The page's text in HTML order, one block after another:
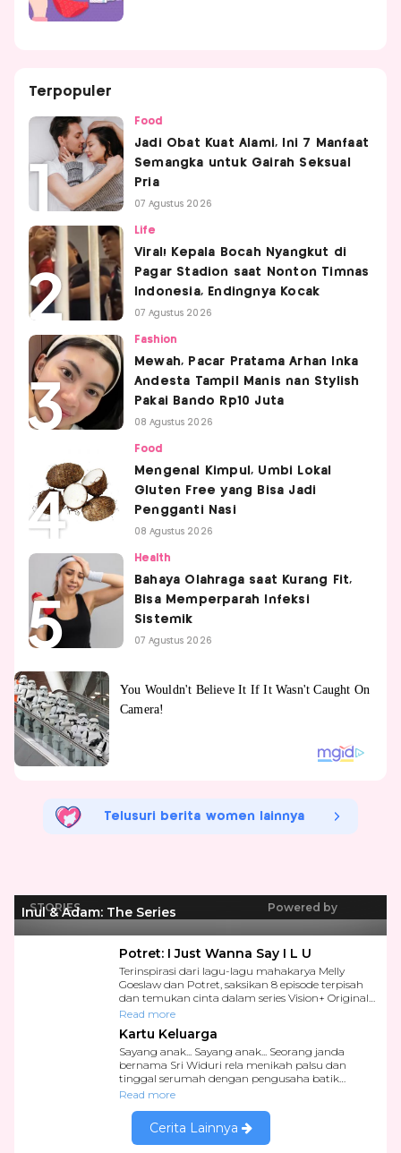
Terpopuler
Food
Jadi Obat Kuat Alami, Ini 7 Manfaat
Semangka untuk Gairah Seksual
Pria
07 Agustus 2026
Life
Viral! Kepala Bocah Nyangkut di
Pagar Stadion saat Nonton Timnas
Indonesia, Endingnya Kocak
07 Agustus 2026
Fashion
Mewah, Pacar Pratama Arhan Inka
Andesta Tampil Manis nan Stylish
Pakai Bando Rp10 Juta
08 Agustus 2026
Food
Mengenal Kimpul, Umbi Lokal
Gluten Free yang Bisa Jadi
Pengganti Nasi
08 Agustus 2026
Health
Bahaya Olahraga saat Kurang Fit,
Bisa Memperparah Infeksi
Sistemik
07 Agustus 2026
Telusuri berita women lainnya